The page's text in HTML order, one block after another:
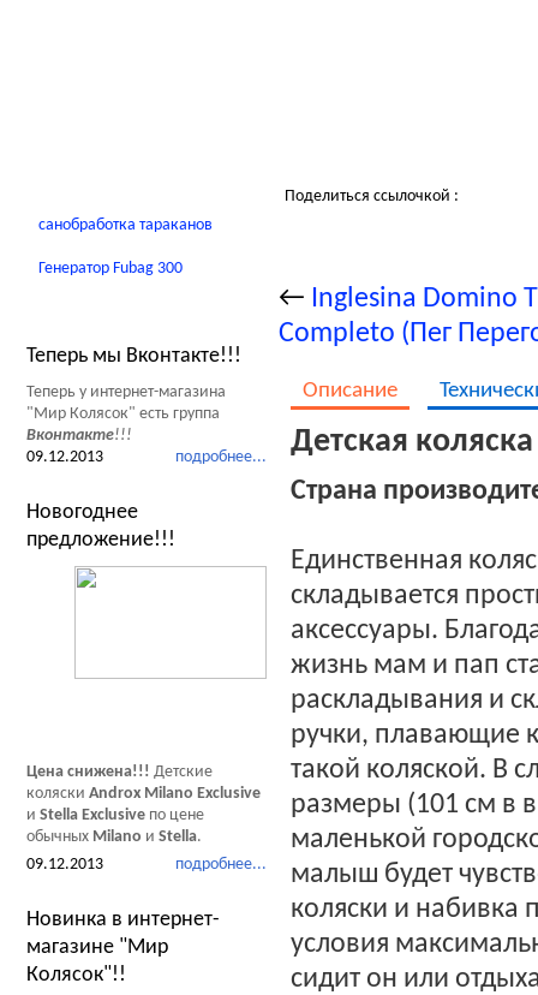
Поделиться ссылочкой :
← Inglesina Domino
Completo (Пег
Описание
Детская
Страна
Единственная
складывается
аксессуары.
жизнь мам и пап
раскладывания и
ручки, плавающие
такой коляской. В
размеры (101 см в
маленькой
малыш будет
коляски и набивка
условия
сидит он или
санобработка тараканов
Генератор Fubag 300
Теперь мы Вконтакте!!!
Теперь у интернет-магазина
"Мир Колясок" есть группа
Вконтакте!!!
подробнее...
09.12.2013
Новогоднее
предложение!!!
Цена снижена!!! Детские
коляски Androx Milano Exclusive
и Stella Exclusive по цене
обычных Milano и Stella.
подробнее...
09.12.2013
Новинка в интернет-
магазине "Мир
Колясок"!!